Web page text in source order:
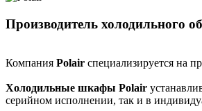
Производитель холодильного
Компания Polair специализируется на
Холодильные шкафы Polair
серийном исполнении, так и в